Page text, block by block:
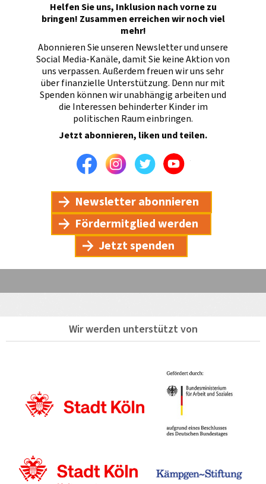
Helfen Sie uns, Inklusion nach vorne zu
bringen! Zusammen erreichen wir noch viel
mehr!
Abonnieren Sie unseren Newsletter und unsere
Social Media-Kanäle, damit Sie keine Aktion von
uns verpassen. Außerdem freuen wir uns sehr
über finanzielle Unterstützung. Denn nur mit
Spenden können wir unabhängig arbeiten und
die Interessen behinderter Kinder im
politischen Raum einbringen.
Jetzt abonnieren, liken und teilen.
FacebookInstagramTwitterYoutube
Newsletter abonnieren
Fördermitglied werden
Jetzt spenden
Wir werden unterstützt von